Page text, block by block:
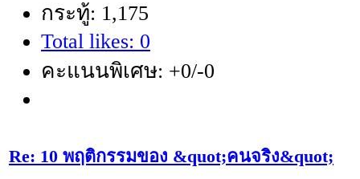
กระทู้: 1,175
Total likes: 0
คะแนนพิเศษ: +0/-0
Re: 10 พฤติกรรมของ &quot;คนจริง&quot;